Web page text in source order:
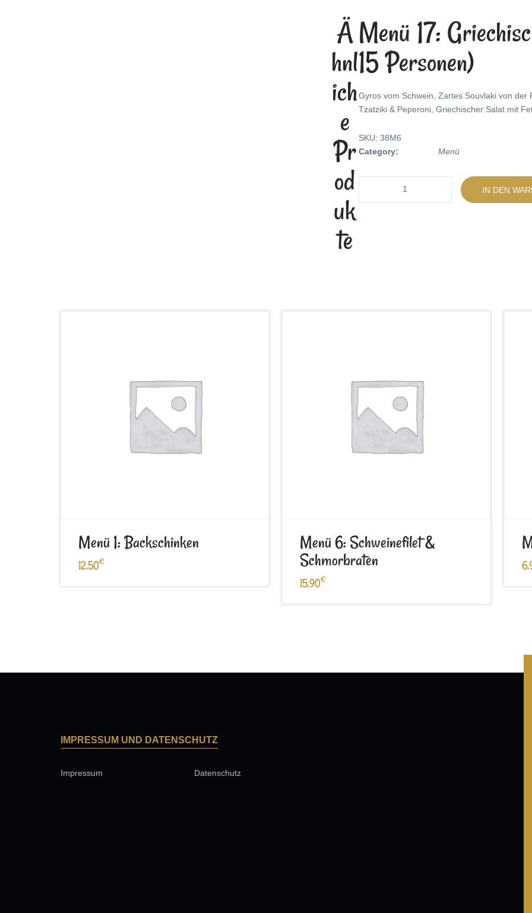
Menü 17:
15 Personen)
Gyros vom Schwein, Zartes Souvlaki von der
Tzatziki & Peperoni, Griechischer Salat mit
SKU: 38M6
Category:
Menü
IN DEN
Ä
Hnl
Ich
E
Pr
Od
Uk
Te
Menü 1: Backschinken
12,50€
Menü 6: Schweinefilet &
Schmorbraten
15,90€
IMPRESSUM UND DATENSCHUTZ
Impressum Datenschutz